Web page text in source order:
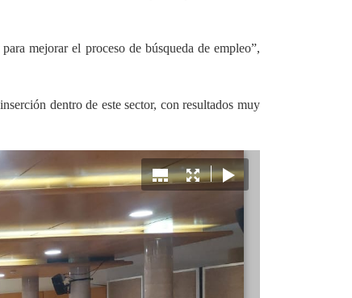
mejorar el proceso de búsqueda de empleo”,
dentro de este sector, con resultados muy